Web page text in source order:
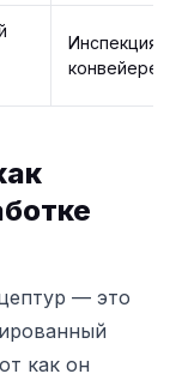
Инспекция на
конвейере
— это
как он